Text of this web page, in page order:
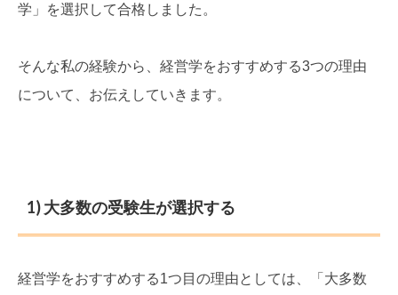
学」を選択して合格しました。
そんな私の経験から、経営学をおすすめする3つの理由
について、お伝えしていきます。
1) 大多数の受験生が選択する
経営学をおすすめする1つ目の理由としては、「大多数